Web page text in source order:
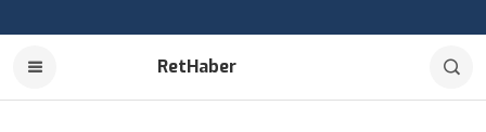
RetHaber